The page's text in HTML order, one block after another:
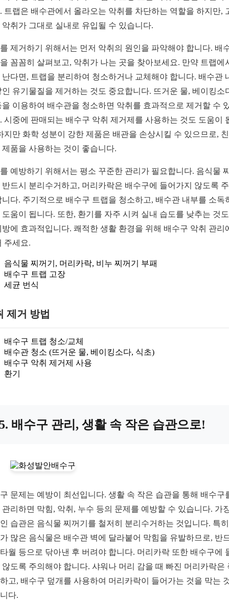
트랩은 배수관에서 올라오는 악취를 차단하는 역할을 하지만,
악취가 그대로 실내로 유입될 수 있습니다.
제거하기 위해서는 먼저 악취의 원인을 파악해야 합니다. 배
꼼꼼히 살펴보고, 악취가 나는 곳을 찾아보세요. 만약 트랩에
난다면, 트랩을 분리하여 청소하거나 교체해야 합니다. 배수관
인 유기물질을 제거하는 것도 중요합니다. 뜨거운 물, 베이킹소
을 이용하여 배수관을 청소하면 악취를 효과적으로 제거할 수
시중에 판매되는 배수구 악취 제거제를 사용하는 것도 도움이
지만 화학 성분이 강한 제품은 배관을 손상시킬 수 있으므로,
제품을 사용하는 것이 좋습니다.
예방하기 위해서는 평소 꾸준한 관리가 필요합니다. 음식물
반드시 분리수거하고, 머리카락은 배수구에 들어가지 않도록
니다. 주기적으로 배수구 트랩을 청소하고, 배수관 내부를 소독
도움이 됩니다. 또한, 환기를 자주 시켜 실내 습도를 낮추는 것
방에 효과적입니다. 쾌적한 생활 환경을 위해 배수구 악취 관리
주세요.
음식물 찌꺼기, 머리카락, 비누 찌꺼기 부패
배수구 트랩 고장
세균 번식
제거 방법
배수구 트랩 청소/교체
배수관 청소 (뜨거운 물, 베이킹소다, 식초)
배수구 악취 제거제 사용
환기
배수구 관리, 생활 속 작은 습관으로!
문제는 예방이 최선입니다. 생활 속 작은 습관을 통해 배수구
관리하면 막힘, 악취, 누수 등의 문제를 예방할 수 있습니다. 가
습관은 음식물 찌꺼기를 철저히 분리수거하는 것입니다. 특
많은 음식물은 배수관 벽에 달라붙어 막힘을 유발하므로, 반
월 등으로 닦아낸 후 버려야 합니다. 머리카락 또한 배수구에
않도록 주의해야 합니다. 샤워나 머리 감을 때 빠진 머리카락은
고, 배수구 덮개를 사용하여 머리카락이 들어가는 것을 막는
다.